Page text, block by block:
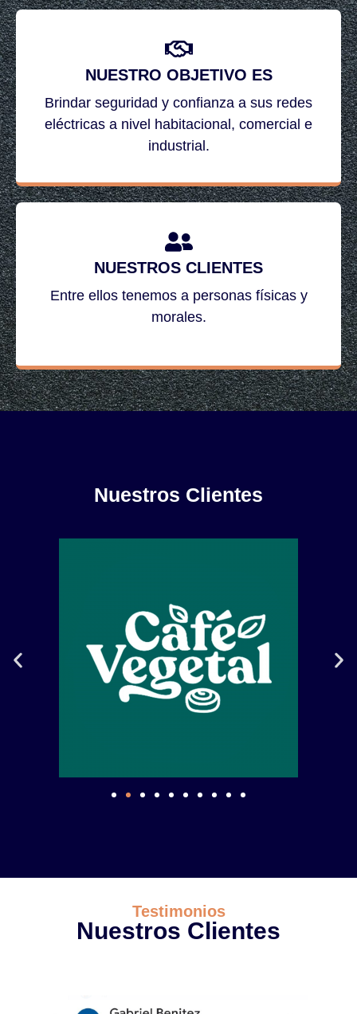
NUESTRO OBJETIVO ES
Brindar seguridad y confianza a sus redes
eléctricas a nivel habitacional, comercial e
industrial.
NUESTROS CLIENTES
Entre ellos tenemos a personas físicas y
morales.
Nuestros Clientes
Testimonios
Nuestros Clientes